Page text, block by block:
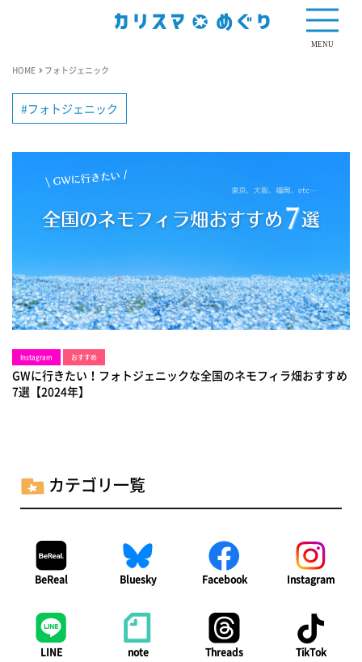
MENU
HOME フォトジェニック
フォトジェニック
Instagram おすすめ
GWに行きたい！フォトジェニックな全国のネモフィラ畑おすすめ
7選【2024年】
カテゴリ一覧
BeReal Bluesky Facebook Instagram
LINE note Threads TikTok